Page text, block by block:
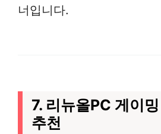
너입니다.
7. 리뉴올PC 게이
추천